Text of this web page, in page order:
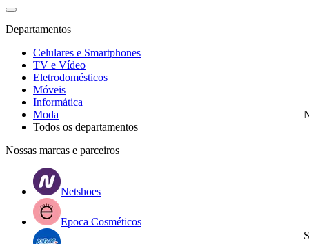
Departamentos
Celulares e Smartphones
TV e Vídeo
Eletrodomésticos
Móveis
Informática
Moda
Todos os departamentos
Nossas marcas e parceiros
Netshoes
Epoca Cosméticos